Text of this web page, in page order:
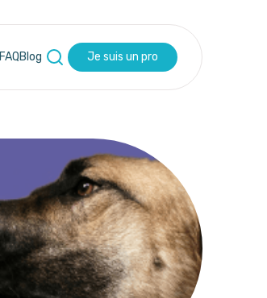
FAQBlog Je suis un pro